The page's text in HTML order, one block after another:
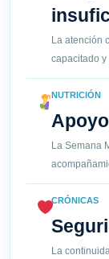
La atención
capacitado
NUTRICIÓN
La Semana
CRÓNICAS
La